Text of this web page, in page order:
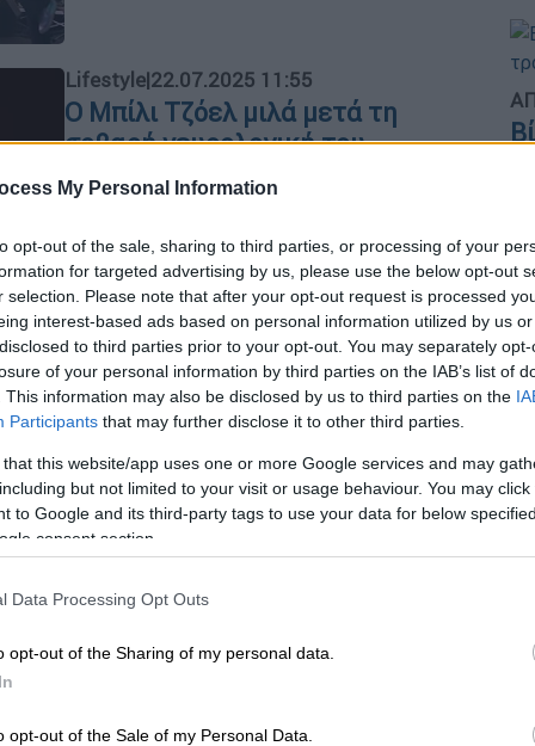
My Personal Information
opt-out of the sale, sharing to third parties, or processing of your
for targeted advertising by us, please use the below opt-out
selection. Please note that after your opt-out request is processed
interest-based ads based on personal information utilized by us
to third parties prior to your opt-out. You may separately
of your personal information by third parties on the IAB’s list of
This information may also be disclosed by us to third parties on the
Participants that may further disclose it to other third parties.
that this website/app uses one or more Google services and may
but not limited to your visit or usage behaviour. You may
to Google and its third-party tags to use your data for below
consent section.
Data Processing Opt Outs
opt-out of the Sharing of my personal data.
opt-out of the Sale of my Personal Data.
Lifestyle|22.07.2025 11:55
Ο Μπίλι Τζόελ μιλά μετά τη
σοβαρή νευρολογική του
διάγνωση: «Η ισορροπία μου είναι
χάλια»
Ο τραγουδοποιός και πιανίστας
μίλησε για πρώτη φορά σχετικά με
την κατάσταση της υγείας του, έπειτα
από την ξαφνική ακύρωση των
συναυλιών του, τον περασμένο Μάιο
Lifestyle|07.06.2025 11:36
Ο Μπίλι Τζόελ αποκάλυψε πως
έχει κάνει δύο απόπειρες
αυτοκτονίας - Ο τραγικός λόγος
Ο σπουδαίος καλλιτέχνης βίωσε μία
του ζωή